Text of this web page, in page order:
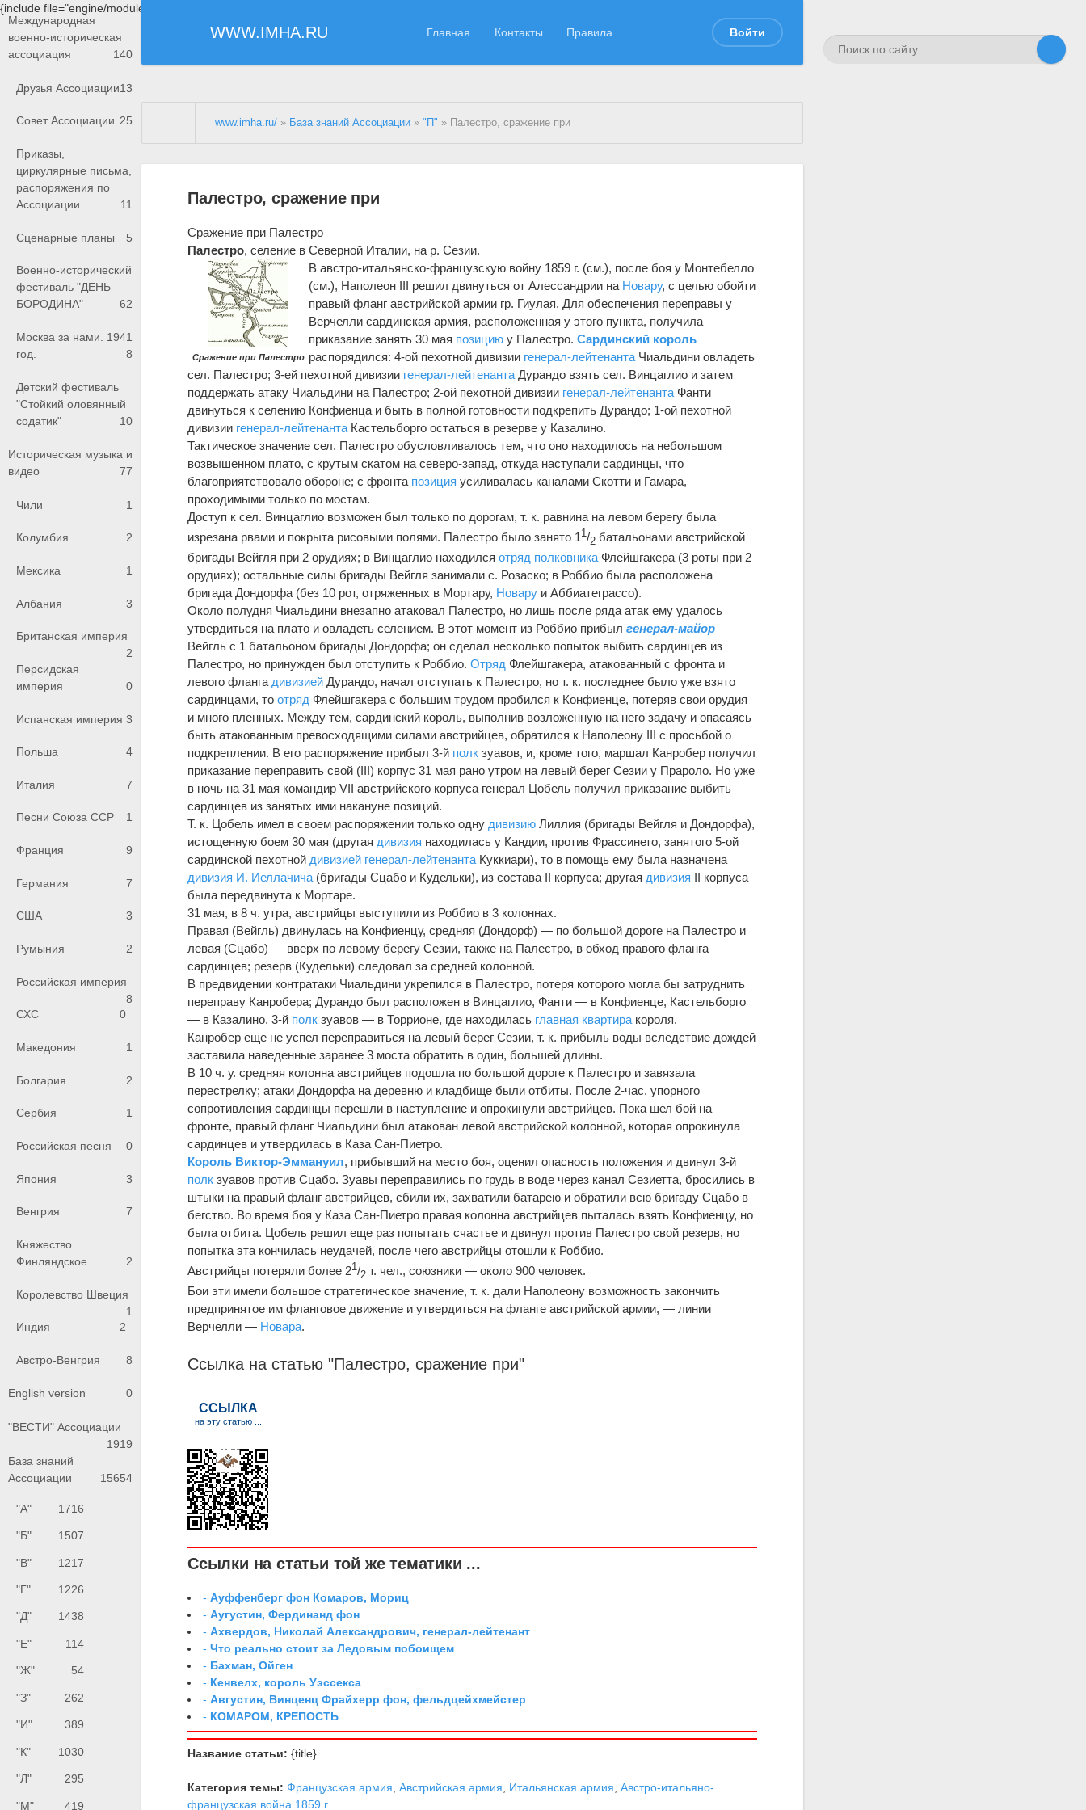
{include file="engine/modules/saperu/head.php"}
WWW.IMHA.RU Главная Контакты Правила Войти
Международная
военно-историческая
ассоциация
140
Друзья Ассоциации13
Совет Ассоциации 25
Приказы,
циркулярные письма,
распоряжения по
Ассоциации
11
Сценарные планы 5
Военно-исторический
фестиваль "ДЕНЬ
БОРОДИНА"
62
Москва за нами. 1941
год.
8
Детский фестиваль
"Стойкий оловянный
содатик"
10
Историческая музыка и
видео
77
Чили 1
Колумбия 2
Мексика 1
Албания 3
Британская империя
2
Персидская
империя
0
Испанская империя 3
Польша 4
Италия 7
Песни Союза ССР 1
Франция 9
Германия 7
США 3
Румыния 2
Российская империя
8
СХС
0
Македония 1
Болгария 2
Сербия 1
Российская песня 0
Япония 3
Венгрия 7
Княжество
Финляндское
2
Королевство Швеция
1
Индия
2
Австро-Венгрия 8
English version 0
"ВЕСТИ" Ассоциации
1919
База знаний
Ассоциации
15654
"А" 1716
"Б" 1507
"В" 1217
"Г" 1226
"Д" 1438
"Е" 114
"Ж" 54
"З" 262
"И" 389
"К" 1030
"Л" 295
"М" 419
www.imha.ru/ » База знаний Ассоциации »"П" » Палестро, сражение при
Палестро, сражение при
Сражение при Палестро
Палестро, селение в Северной Италии, на p. Сезии.
Сражение при Палестро
В австро-итальянско-французскую войну 1859 г. (см.), после боя у Монтебелло
(см.), Наполеон III решил двинуться от Алессандрии на Новару, с целью обойти
правый фланг австрийской армии гр. Гиулая. Для обеспечения переправы у
Верчелли сардинская армия, расположенная у этого пункта, получила
приказание занять 30 мая позицию у Палестро.Сардинский король
распорядился: 4-ой пехотной дивизии генерал-лейтенанта Чиальдини овладеть
сел. Палестро; 3-ей пехотной дивизии генерал-лейтенанта Дурандо взять сел. Винцаглио и затем
поддержать атаку Чиальдини на Палестро; 2-ой пехотной дивизии генерал-лейтенанта Фанти
двинуться к селению Конфиенца и быть в полной готовности подкрепить Дурандо; 1-ой пехотной
дивизии генерал-лейтенанта Кастельборго остаться в резерве у Казалино.
Тактическое значение сел. Палестро обусловливалось тем, что оно находилось на небольшом
возвышенном плато, с крутым скатом на северо-запад, откуда наступали сардинцы, что
благоприятствовало обороне; с фронта позиция усиливалась каналами Скотти и Гамара,
проходимыми только по мостам.
Доступ к сел. Винцаглио возможен был только по дорогам, т. к. равнина на левом берегу была
изрезана рвами и покрыта рисовыми полями. Палестро было занято 11 /2 батальонами австрийской
бригады Вейгля при 2 орудиях; в Винцаглио находилсяотряд полковника Флейшгакера (3 роты при 2
орудиях); остальные силы бригады Вейгля занимали с. Розаско; в Роббио была расположена
бригада Дондорфа (без 10 рот, отряженных в Мортару, Новару и Аббиатеграссо).
Около полудня Чиальдини внезапно атаковал Палестро, но лишь после ряда атак ему удалось
утвердиться на плато и овладеть селением. В этот момент из Роббио прибылгенерал-майор
Вейгль с 1 батальоном бригады Дондорфа; он сделал несколько попыток выбить сардинцев из
Палестро, но принужден был отступить к Роббио.Отряд Флейшгакера, атакованный с фронта и
левого фланга дивизией Дурандо, начал отступать к Палестро, но т. к. последнее было уже взято
сардинцами, тоотряд Флейшгакера с большим трудом пробился к Конфиенце, потеряв свои орудия
и много пленных. Между тем, сардинский король, выполнив возложенную на него задачу и опасаясь
быть атакованным превосходящими силами австрийцев, обратился к Наполеону III с просьбой о
подкреплении. В его распоряжение прибыл 3-й полк зуавов, и, кроме того, маршал Канробер получил
приказание переправить свой (III) корпус 31 мая рано утром на левый берег Сезии у Прароло. Но уже
в ночь на 31 мая командир VII австрийского корпуса генерал Цобель получил приказание выбить
сардинцев из занятых ими накануне позиций.
Т. к. Цобель имел в своем распоряжении только одну дивизию Лиллия (бригады Вейгля и Дондорфа),
истощенную боем 30 мая (другая дивизия находилась у Кандии, против Фрассинето, занятого 5-ой
сардинской пехотной дивизией генерал-лейтенанта Куккиари), то в помощь ему была назначена
дивизия И. Иеллачича (бригады Сцабо и Кудельки), из состава II корпуса; другая дивизия II корпуса
была передвинута к Мортаре.
31 мая, в 8 ч. утра, австрийцы выступили из Роббио в 3 колоннах.
Правая (Вейгль) двинулась на Конфиенцу, средняя (Дондорф) — по большой дороге на Палестро и
левая (Сцабо) — вверх по левому берегу Сезии, также на Палестро, в обход правого фланга
сардинцев; резерв (Кудельки) следовал за средней колонной.
В предвидении контратаки Чиальдини укрепился в Палестро, потеря которого могла бы затруднить
переправу Канробера; Дурандо был расположен в Винцаглио, Фанти — в Конфиенце, Кастельборго
— в Казалино, 3-й полк зуавов — в Торрионе, где находилась главная квартира короля.
Канробер еще не успел переправиться на левый берег Сезии, т. к. прибыль воды вследствие дождей
заставила наведенные заранее 3 моста обратить в один, большей длины.
В 10 ч. у. средняя колонна австрийцев подошла по большой дороге к Палестро и завязала
перестрелку; атаки Дондорфа на деревню и кладбище были отбиты. После 2-час. упорного
сопротивления сардинцы перешли в наступление и опрокинули австрийцев. Пока шел бой на
фронте, правый фланг Чиальдини был атакован левой австрийской колонной, которая опрокинула
сардинцев и утвердилась в Каза Сан-Пиетро.
Король Виктор-Эммануил, прибывший на место боя, оценил опасность положения и двинул 3-й
полк зуавов против Сцабо. Зуавы переправились по грудь в воде через канал Сезиетта, бросились в
штыки на правый фланг австрийцев, сбили их, захватили батарею и обратили всю бригаду Сцабо в
бегство. Во время боя у Каза Сан-Пиетро правая колонна австрийцев пыталась взять Конфиенцу, но
была отбита. Цобель решил еще раз попытать счастье и двинул против Палестро свой резерв, но
попытка эта кончилась неудачей, после чего австрийцы отошли к Роббио.
Австрийцы потеряли более 21/2 т. чел., союзники — около 900 человек.
Бои эти имели большое стратегическое значение, т. к. дали Наполеону возможность закончить
предпринятое им фланговое движение и утвердиться на фланге австрийской армии, — линии
Верчелли — Новара.
Ссылка на статью "Палестро, сражение при"
Ссылки на статьи той же тематики ...
-Ауффенберг фон Комаров, Мориц
-Аугустин, Фердинанд фон
-Ахвердов, Николай Александрович, генерал-лейтенант
-Что реально стоит за Ледовым побоищем
- Бахман, Ойген
- Кенвелх, король Уэссекса
-Августин, Винценц Фрайхерр фон, фельдцейхмейстер
- КОМАРОМ, КРЕПОСТЬ
Название статьи: {title}
Категория темы: Французская армия ,Австрийская армия Итальянская армия ,Австро-итальяно-
французская война 1859 г.